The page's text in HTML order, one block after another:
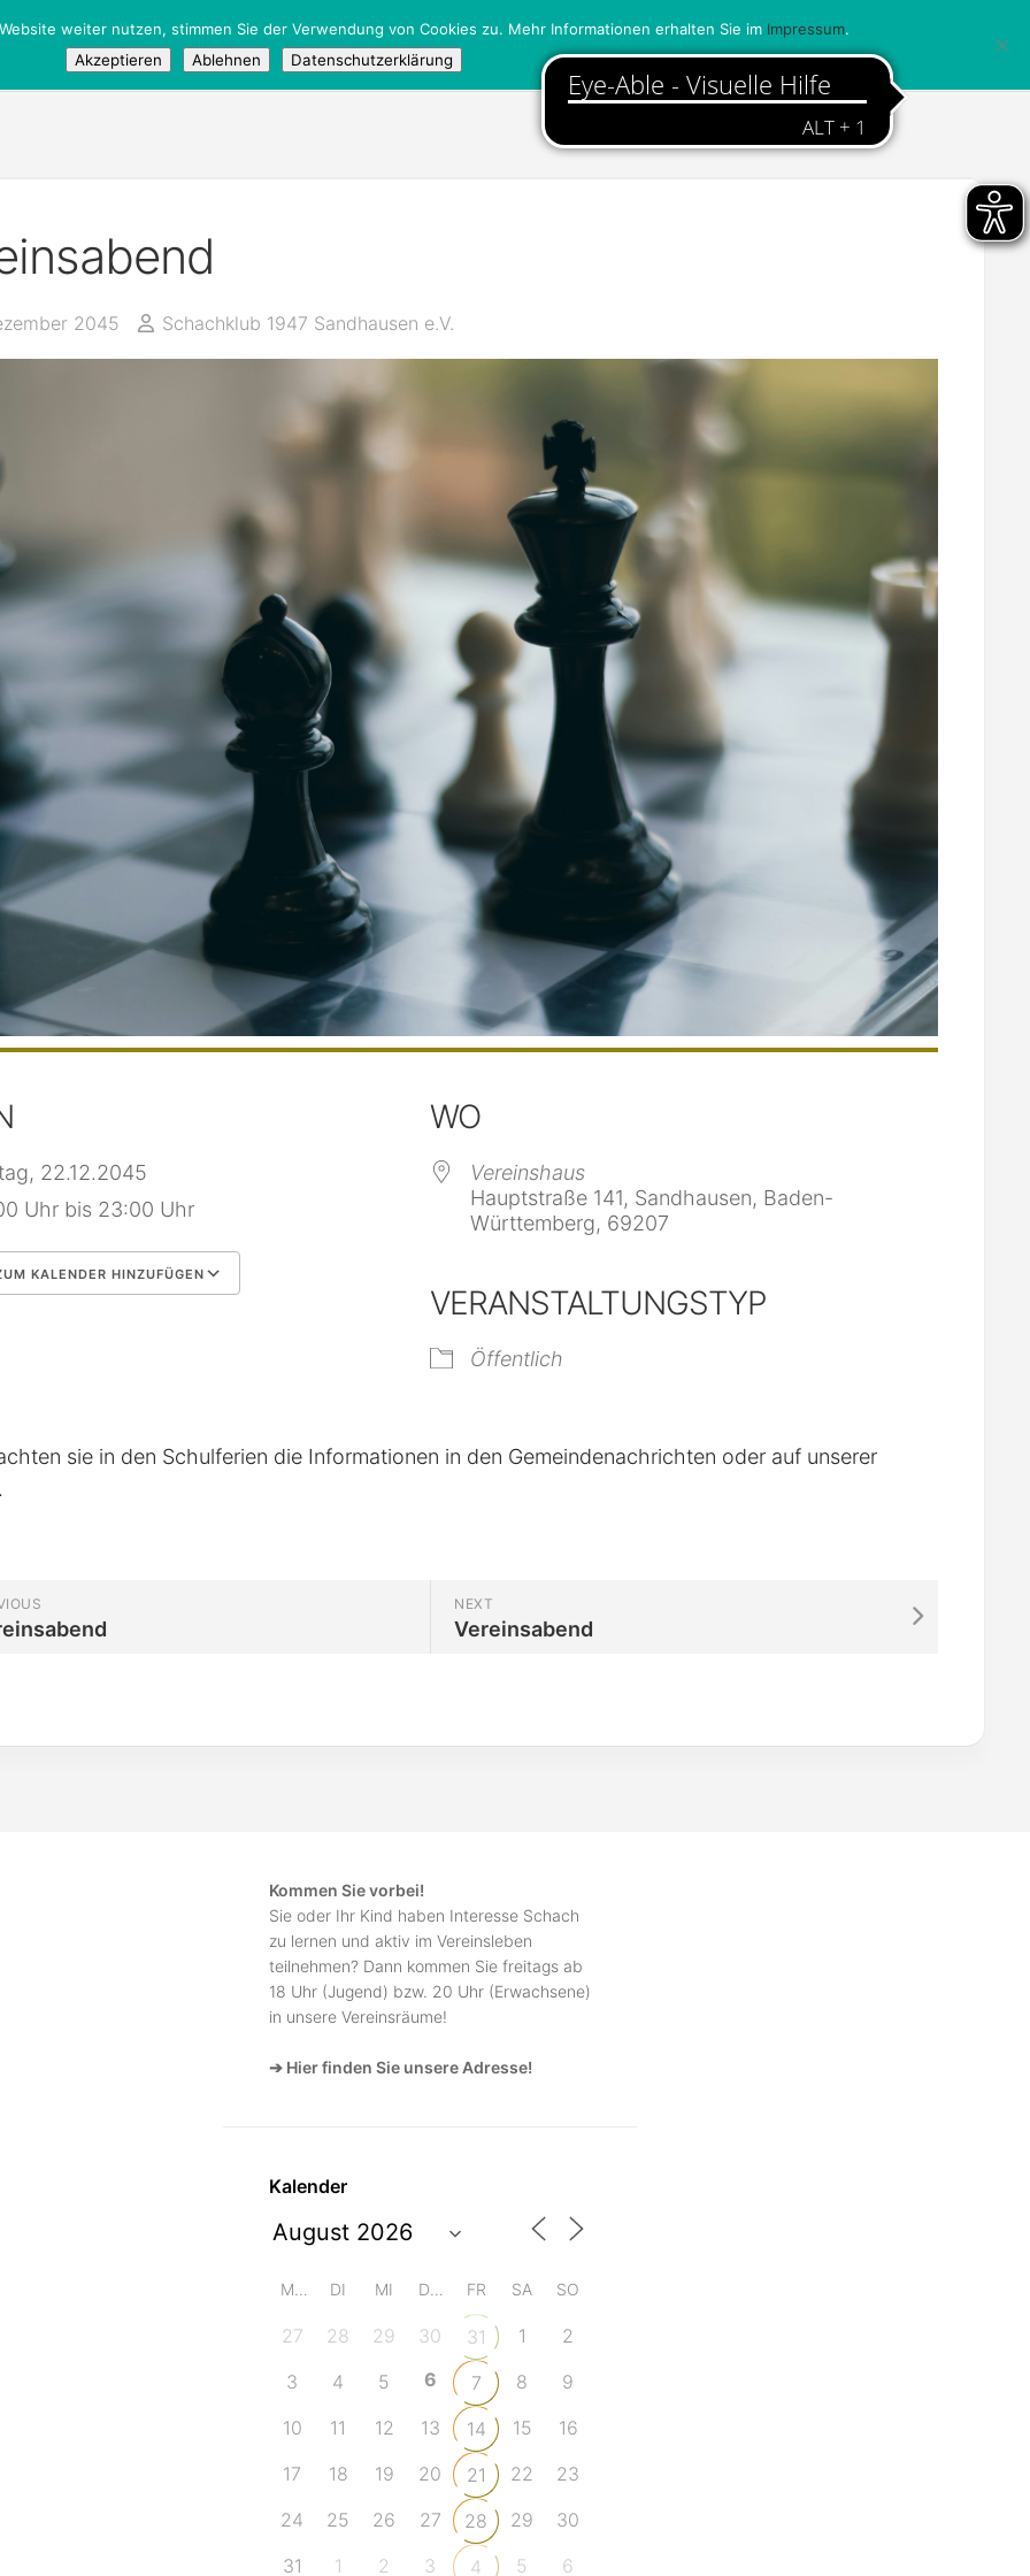
Jugendmeisterschaft
2045 Schachklub 1947 Sandhausen e.V.
22.12.2045
Uhr bis 23:00 Uhr
KALENDER HINZUFÜGEN
iCalendar
WO
Vereinshaus
Hauptstraße 141, Sandhausen, Baden-
Württemberg, 69207
VERANSTALTUNGSTYP
Öffentlich
sie in den Schulferien die Informationen in den Gemeindenachrichten oder auf unserer
NEXT
Vereinsabend
Kommen Sie vorbei!
Sie oder Ihr Kind haben Interesse Schach
zu lernen und aktiv im Vereinsleben
teilnehmen? Dann kommen Sie freitags ab
18 Uhr (Jugend) bzw. 20 Uhr (Erwachsene)
in unsere Vereinsräume!
➔ Hier finden Sie unsere Adresse!
Kalender
MO DI MI DO FR SA SO
27 28 29 30 31 1
2
3
4 5 6 7 8
9
10
11 12 13 14 15
16
17
18 19 20 21 22
23
24
25 26 27 28 29
30
31
1 2 3 4 5 6
weiter nutzen, stimmen Sie der Verwendung von Cookies zu. Mehr Informationen erhalten Sie im Impressum.
Akzeptieren
Ablehnen Datenschutzerklärung